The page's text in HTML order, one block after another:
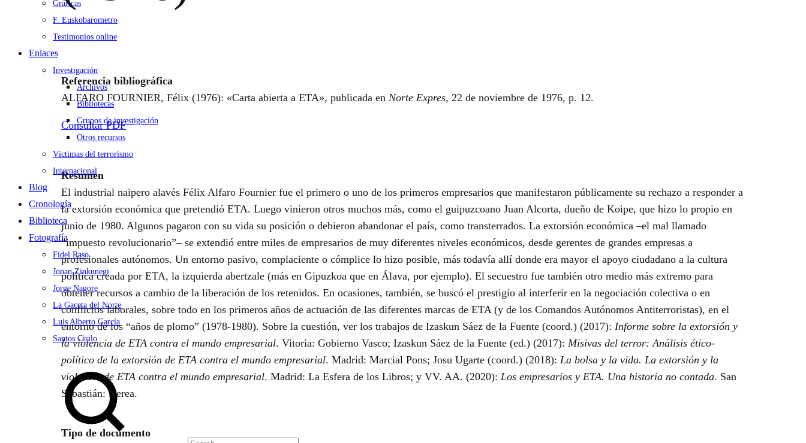
Gráficas
F. Euskobarometro
Testimonios online
Enlaces
Investigación
Archivos
Bibliotecas
Grupos de investigación
Otros recursos
Víctimas del terrorismo
Internacional
Blog
Cronología
Biblioteca
Fotografía
Fidel Raso
Jonan Zinkunegi
Jorge Nagore
La Gaceta del Norte
Luis Alberto García
Santos Cirilo
Referencia bibliográfica
ALFARO FOURNIER, Félix (1976): «Carta abierta a ETA», publicada en Norte Expres, 22 de noviembre de 1976, p. 12.
Consultar PDF
Resumen
El industrial naipero alavés Félix Alfaro Fournier fue el primero o uno de los primeros empresarios que manifestaron públicamente su rechazo a responder a
la extorsión económica que pretendió ETA. Luego vinieron otros muchos más, como el guipuzcoano Juan Alcorta, dueño de Koipe, que hizo lo propio en
junio de 1980. Algunos pagaron con su vida su posición o debieron abandonar el país, como transterrados. La extorsión económica –el mal llamado
“impuesto revolucionario”– se extendió entre miles de empresarios de muy diferentes niveles económicos, desde gerentes de grandes empresas a
profesionales autónomos. Un entorno pasivo, complaciente o cómplice lo hizo posible, más todavía allí donde era mayor el apoyo ciudadano a la cultura
política creada por ETA, la izquierda abertzale (más en Gipuzkoa que en Álava, por ejemplo). El secuestro fue también otro medio más extremo para
obtener recursos a cambio de la liberación de los retenidos. En ocasiones, también, se buscó el prestigio al interferir en la negociación colectiva o en
conflictos laborales, sobre todo en los primeros años de actuación de las diferentes marcas de ETA (y de los Comandos Autónomos Antiterroristas), en el
entorno de los “años de plomo” (1978-1980). Sobre la cuestión, ver los trabajos de Izaskun Sáez de la Fuente (coord.) (2017): Informe sobre la extorsión y
la violencia de ETA contra el mundo empresarial. Vitoria: Gobierno Vasco; Izaskun Sáez de la Fuente (ed.) (2017): Misivas del terror: Análisis ético-
político de la extorsión de ETA contra el mundo empresarial. Madrid: Marcial Pons; Josu Ugarte (coord.) (2018): La bolsa y la vida. La extorsión y la
violencia de ETA contra el mundo empresarial. Madrid: La Esfera de los Libros; y VV. AA. (2020): Los empresarios y ETA. Una historia no contada. San
Sebastián: Nerea.
Tipo de documento